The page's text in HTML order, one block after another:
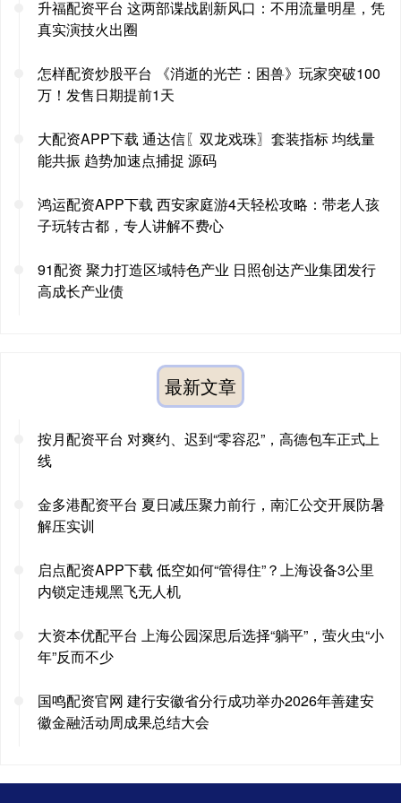
升福配资平台 这两部谍战剧新风口：不用流量明星，凭
真实演技火出圈
怎样配资炒股平台 《消逝的光芒：困兽》玩家突破100
万！发售日期提前1天
大配资APP下载 通达信〖双龙戏珠〗套装指标 均线量
能共振 趋势加速点捕捉 源码
鸿运配资APP下载 西安家庭游4天轻松攻略：带老人孩
子玩转古都，专人讲解不费心
91配资 聚力打造区域特色产业 日照创达产业集团发行
高成长产业债
最新文章
按月配资平台 对爽约、迟到“零容忍”，高德包车正式上
线
金多港配资平台 夏日减压聚力前行，南汇公交开展防暑
解压实训
启点配资APP下载 低空如何“管得住”？上海设备3公里
内锁定违规黑飞无人机
大资本优配平台 上海公园深思后选择“躺平”，萤火虫“小
年”反而不少
国鸣配资官网 建行安徽省分行成功举办2026年善建安
徽金融活动周成果总结大会